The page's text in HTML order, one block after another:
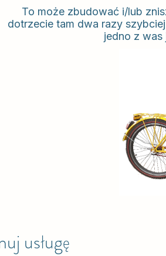
To może zbudować i/lub
dotrzecie tam dwa razy
jedno z was
usługę